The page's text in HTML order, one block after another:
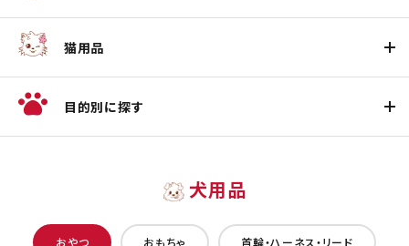
猫用品
目的別に探す
犬用品
おやつ おもちゃ 首輪・ハーネス・リード